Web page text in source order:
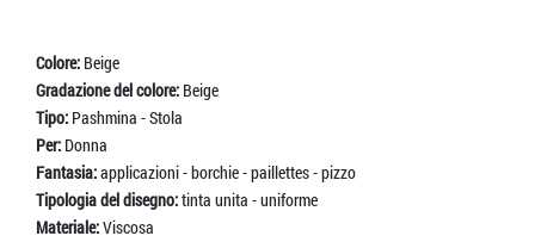
Colore: Beige
Gradazione del colore: Beige
Tipo: Pashmina - Stola
Per: Donna
Fantasia:applicazioni - borchie - paillettes - pizzo
Tipologia del disegno:tinta unita - uniforme
Materiale:Viscosa